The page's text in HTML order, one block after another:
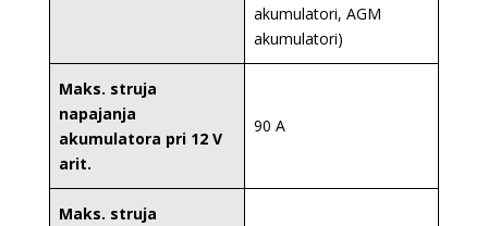
akumulatori, AGM
akumulatori)
Maks. struja
napajanja
akumulatora pri 12 V
arit.
90 A
Maks. struja